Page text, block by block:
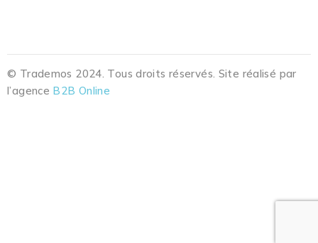
© Trademos 2024. Tous droits réservés. Site réalisé par
l’agence B2B Online